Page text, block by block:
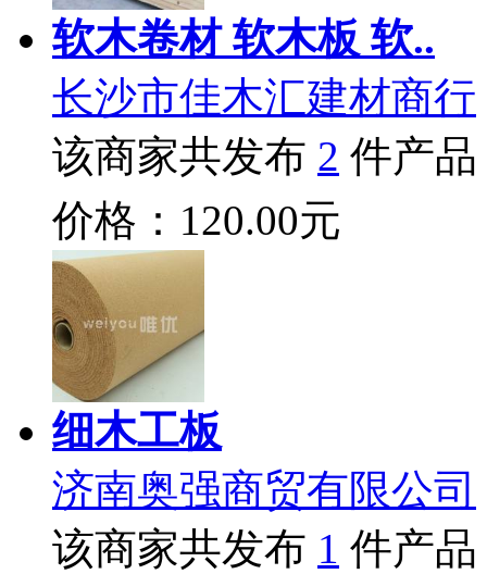
软木卷材 软木板 软..
长沙市佳木汇建材商行
该商家共发布 2 件产品
价格：120.00元
细木工板
济南奥强商贸有限公司
该商家共发布 1 件产品